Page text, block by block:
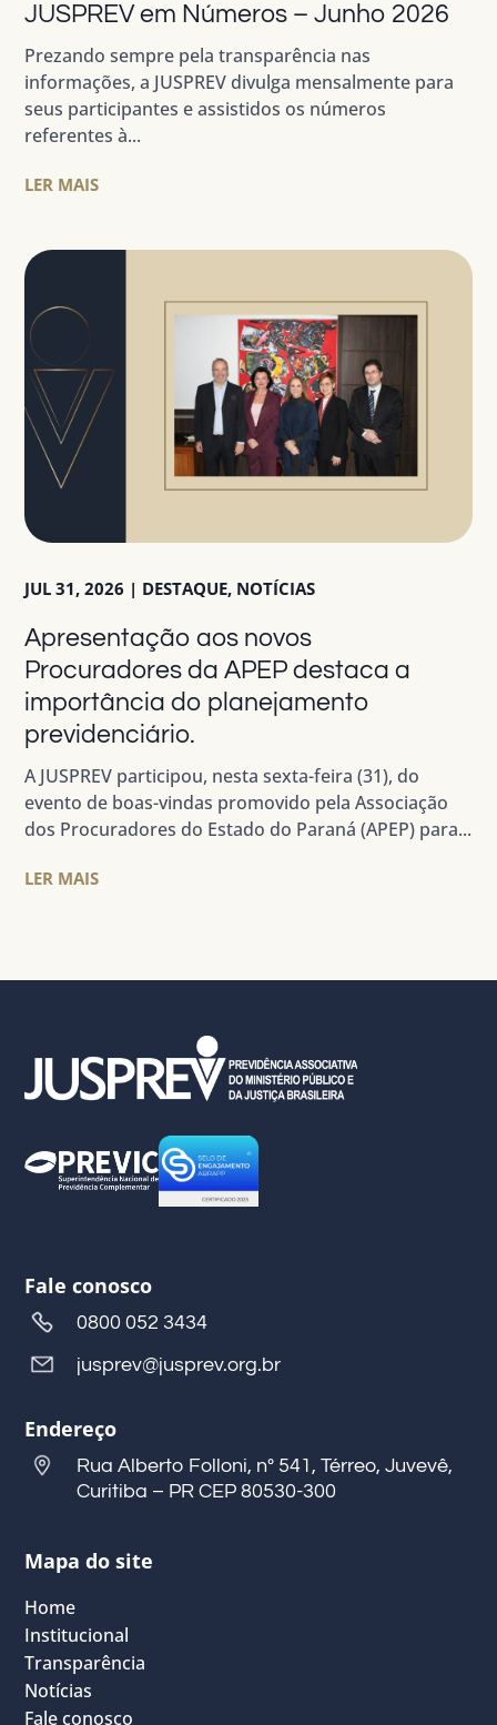
JUSPREV em Números – Junho 2026
Prezando sempre pela transparência nas
informações, a JUSPREV divulga mensalmente para
seus participantes e assistidos os números
referentes à...
LER MAIS
Apresentação aos novos
Procuradores da APEP destaca a
importância do planejamento
previdenciário.
JUL 31, 2026 | DESTAQUE, NOTÍCIAS
A JUSPREV participou, nesta sexta-feira (31), do
evento de boas-vindas promovido pela Associação
dos Procuradores do Estado do Paraná (APEP) para...
LER MAIS
Fale conosco
0800 052 3434
jusprev@jusprev.org.br
Endereço
Rua Alberto Folloni, nº 541, Térreo, Juvevê,
Curitiba – PR CEP 80530-300
Mapa do site
Home
Institucional
Transparência
Notícias
Fale conosco